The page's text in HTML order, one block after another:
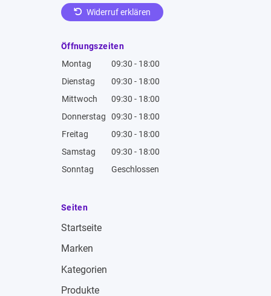
Widerruf erklären
Öffnungszeiten
Montag
09:30 - 18:00
Dienstag
09:30 - 18:00
Mittwoch
09:30 - 18:00
Donnerstag
09:30 - 18:00
Freitag
09:30 - 18:00
Samstag
09:30 - 18:00
Sonntag
Geschlossen
Seiten
Startseite
Marken
Kategorien
Produkte